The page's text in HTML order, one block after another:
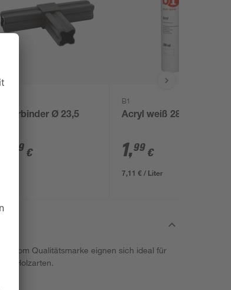
T-Verbinder Ø 23,5
49 €
B1
Acryl weiß 280 ml
1,99 €
7,11 € / Liter
toom Qualitätsmarke eignen sich ideal für
Holzarten.